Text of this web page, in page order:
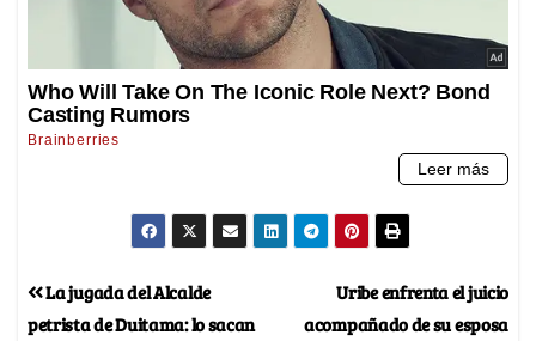
Uribe enfrenta el juicio
acompañado de su esposa
La jugada del Alcalde
petrista de Duitama: lo sacan